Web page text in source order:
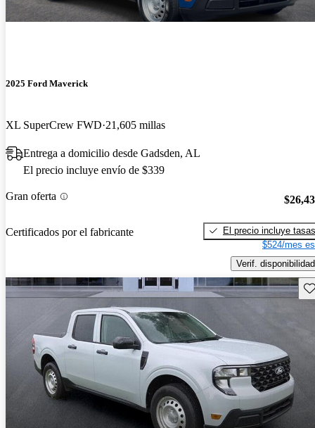
2025 Ford Maverick
XL SuperCrew FWD 21,605 millas
Entrega a domicilio desde Gadsden, AL
El precio incluye envío de $339
Gran oferta
Certificados por el fabricante
El precio incluye tasas
$524/mes
Verif. disponibilidad